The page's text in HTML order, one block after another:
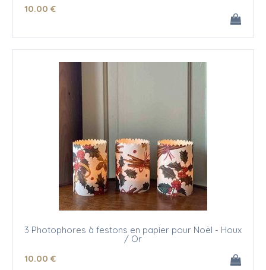
10.00 €
3 Photophores à festons en papier pour Noël - Houx
/ Or
10.00 €